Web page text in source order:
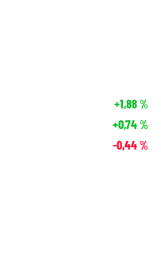
+1,88%
+0,74%
-0,44%